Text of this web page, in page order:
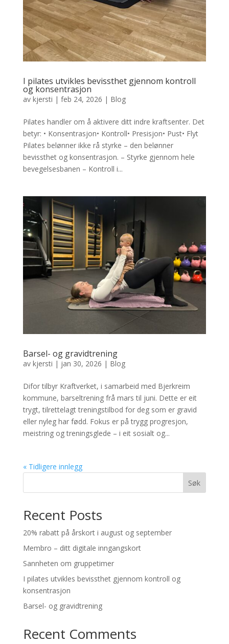
I pilates utvikles bevissthet gjennom kontroll
og konsentrasjon
av kjersti | feb 24, 2026 | Blog
Pilates handler om å aktivere ditt indre kraftsenter. Det
betyr: • Konsentrasjon• Kontroll• Presisjon• Pust• Flyt
Pilates belønner ikke rå styrke – den belønner
bevissthet og konsentrasjon. – Styrke gjennom hele
bevegelsesbanen – Kontroll i...
Barsel- og gravidtrening
av kjersti | jan 30, 2026 | Blog
Difor tilbyr Kraftverket, i samarbeid med Bjerkreim
kommune, barseltrening frå mars til juni. Dette er eit
trygt, tilrettelagt treningstilbod for deg som er gravid
eller nyleg har fødd. Fokus er på trygg progresjon,
meistring og treningsglede – i eit sosialt og...
« Tidligere innlegg
Søk
Recent Posts
20% rabatt på årskort i august og september
Membro – ditt digitale inngangskort
Sannheten om gruppetimer
I pilates utvikles bevissthet gjennom kontroll og
konsentrasjon
Barsel- og gravidtrening
Recent Comments